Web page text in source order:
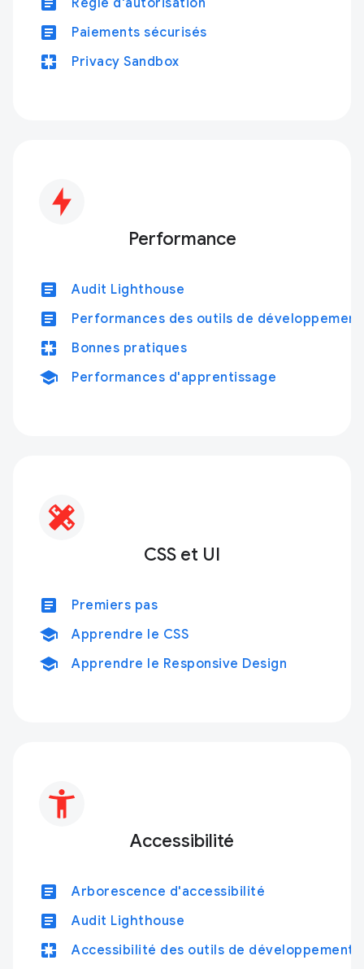
Règle d'autorisation
article Paiements sécurisés
pages Privacy Sandbox
Performance
article Audit Lighthouse
article Performances des outils de développement
pages Bonnes pratiques
school Performances d'apprentissage
CSS et UI
article Premiers pas
school Apprendre le CSS
school Apprendre le Responsive Design
Accessibilité
article Arborescence d'accessibilité
article Audit Lighthouse
pages Accessibilité des outils de développement